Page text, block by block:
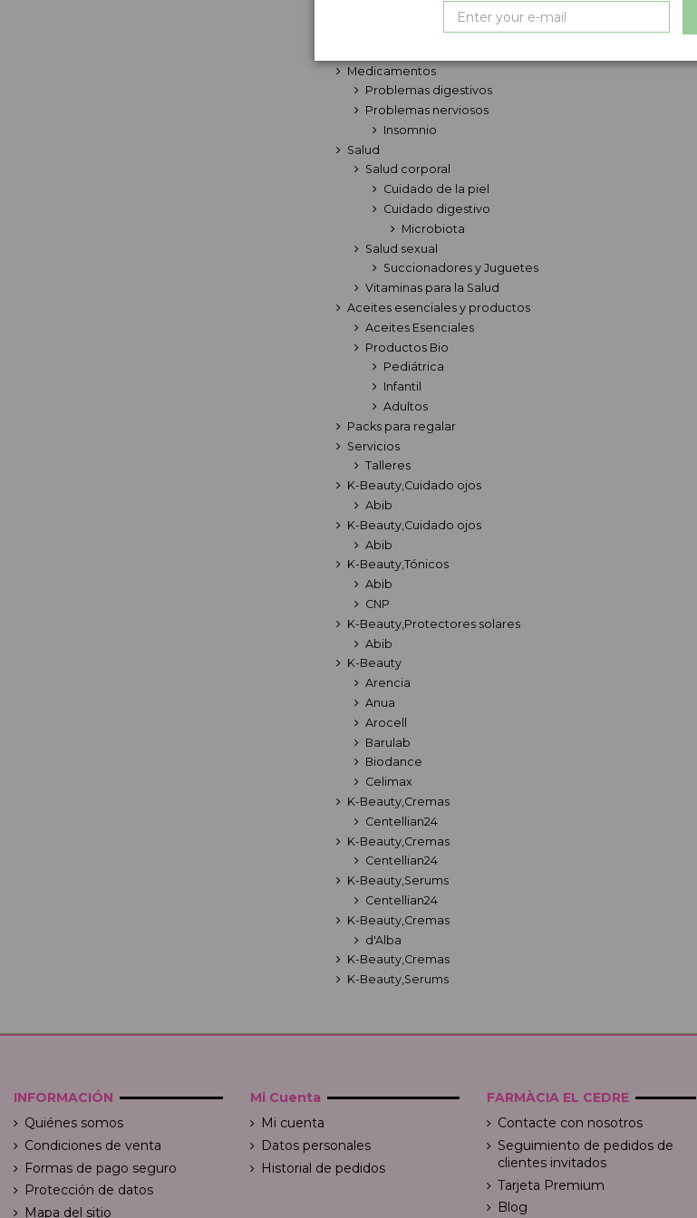
Cremas / Geles íntimos
Copas Menstruales
Medicamentos
Problemas digestivos
Problemas nerviosos
Insomnio
Salud
Salud corporal
Cuidado de la piel
Cuidado digestivo
Microbiota
Salud sexual
Succionadores y Juguetes
Vitaminas para la Salud
Aceites esenciales y productos
Aceites Esenciales
Productos Bio
Pediátrica
Infantil
Adultos
Packs para regalar
Servicios
Talleres
K-Beauty,Cuidado ojos
Abib
K-Beauty,Cuidado ojos
Abib
K-Beauty,Tónicos
Abib
CNP
K-Beauty,Protectores solares
Abib
K-Beauty
Arencia
Anua
Arocell
Barulab
Biodance
Celimax
K-Beauty,Cremas
Centellian24
K-Beauty,Cremas
Centellian24
K-Beauty,Serums
Centellian24
K-Beauty,Cremas
d'Alba
K-Beauty,Cremas
K-Beauty,Serums
INFORMACIÓN
Quiénes somos
Condiciones de venta
Formas de pago seguro
Protección de datos
Mapa del sitio
Mi Cuenta
Mi cuenta
Datos personales
Historial de pedidos
FARMÀCIA EL CEDRE
Contacte con nosotros
Seguimiento de pedidos de
clientes invitados
Tarjeta Premium
Blog